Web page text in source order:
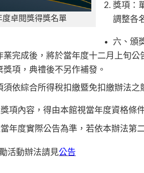
度卓閱獎得獎名單
獎項：
調整各
六、頒
業完成後，將於當年度十二月上旬
項，典禮後不另作補發。
須依綜合所得稅扣繳暨免扣繳辦法之
項內容，得由本館視當年度資格條
年度實際公告為準，若依本辦法第
活動辦法請見公告